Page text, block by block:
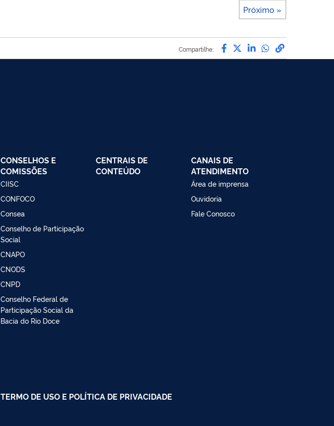
Próximo »
Compartilhe: Compartilhe por
Compartilhe por
Compartilhe por
Compartilhe
link para
CONSELHOS E
COMISSÕES
CIISC
CONFOCO
Consea
Conselho de Participação
Social
CNAPO
CNODS
CNPD
Conselho Federal de
Participação Social da
Bacia do Rio Doce
CENTRAIS DE
CONTEÚDO
CANAIS DE
ATENDIMENTO
Área de imprensa
Ouvidoria
Fale Conosco
TERMO DE USO E POLÍTICA DE PRIVACIDADE